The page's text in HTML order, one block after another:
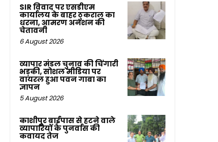
SIR विवाद पर एसडीएम
कार्यालय के बाहर ठुकराल का
धरना, आमरण अनशन की
चेतावनी
6 August 2026
व्यापार मंडल चुनाव की चिंगारी
भड़की, सोशल मीडिया पर
वायरल हुआ पवन गाबा का
ज्ञापन
5 August 2026
काशीपुर बाईपास से हटने वाले
व्यापारियों के पुनर्वास की
कवायद तेज